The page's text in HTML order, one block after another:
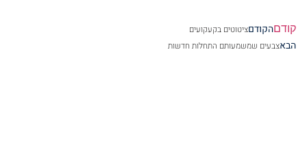
קודםהקודםציטוטים בקעקועים
הבאצבעים שמשמעותם התחלות חדשות